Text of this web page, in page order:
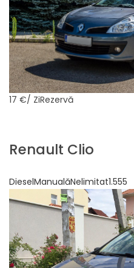
17 €/ ZiRezervă
Renault Clio
DieselManualăNelimitat1.555